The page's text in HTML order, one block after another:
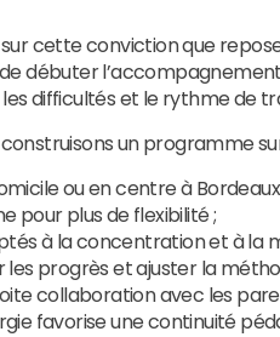
cette conviction que
débuter
difficultés et le rythme de
un programme
ou en centre à Bordeaux
pour plus de flexibilité ;
à la concentration et à la
les progrès et ajuster la
collaboration avec les
favorise une continuité